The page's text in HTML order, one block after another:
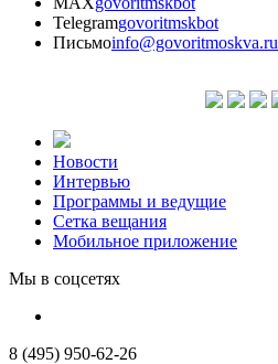
Telegramgovoritmskbot
Письмоinfo@govoritmoskva.ru
Новости
Интервью
Программы и ведущие
Сетка вещания
Мобильное приложение
Мы в соцсетях
8 (495) 950-62-26